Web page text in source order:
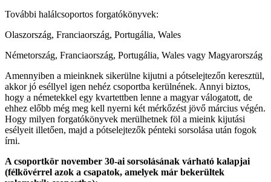
További halálcsoportos forgatókönyvek:
Olaszország, Franciaország, Portugália, Wales
Németország, Franciaország, Portugália, Wales vagy Magyarország
Amennyiben a mieinknek sikerülne kijutni a pótselejtezőn keresztül,
akkor jó eséllyel igen nehéz csoportba kerülnének. Annyi biztos,
hogy a németekkel egy kvartettben lenne a magyar válogatott, de
ehhez előbb még meg kell nyerni két mérkőzést jövő március végén.
Hogy milyen forgatókönyvek merülhetnek föl a mieink kijutási
esélyeit illetően, majd a pótselejtezők pénteki sorsolása után fogok
írni.
A csoportkör november 30-ai sorsolásának várható kalapjai
(félkövérrel azok a csapatok, amelyek már bekerültek